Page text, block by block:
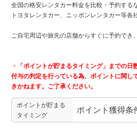
全国の格安レンタカー料金を比較・予約する
トヨタレンタカー、ニッポンレンタカー等各
ご自宅周辺や旅先の店舗からすぐに予約でき
・「ポイントが貯まるタイミング」までの
付与の判定を行っている為、ポイントに関し
きかねます。ご了承ください。
ポイントが貯まる
タイミング
ポイント獲得条